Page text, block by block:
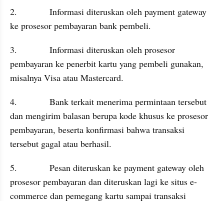
2.             Informasi diteruskan oleh payment gateway
ke prosesor pembayaran bank pembeli.
3.             Informasi diteruskan oleh prosesor
pembayaran ke penerbit kartu yang pembeli gunakan,
misalnya Visa atau Mastercard.
4.             Bank terkait menerima permintaan tersebut
dan mengirim balasan berupa kode khusus ke prosesor
pembayaran, beserta konfirmasi bahwa transaksi
tersebut gagal atau berhasil.
5.             Pesan diteruskan ke payment gateway oleh
prosesor pembayaran dan diteruskan lagi ke situs e-
commerce dan pemegang kartu sampai transaksi